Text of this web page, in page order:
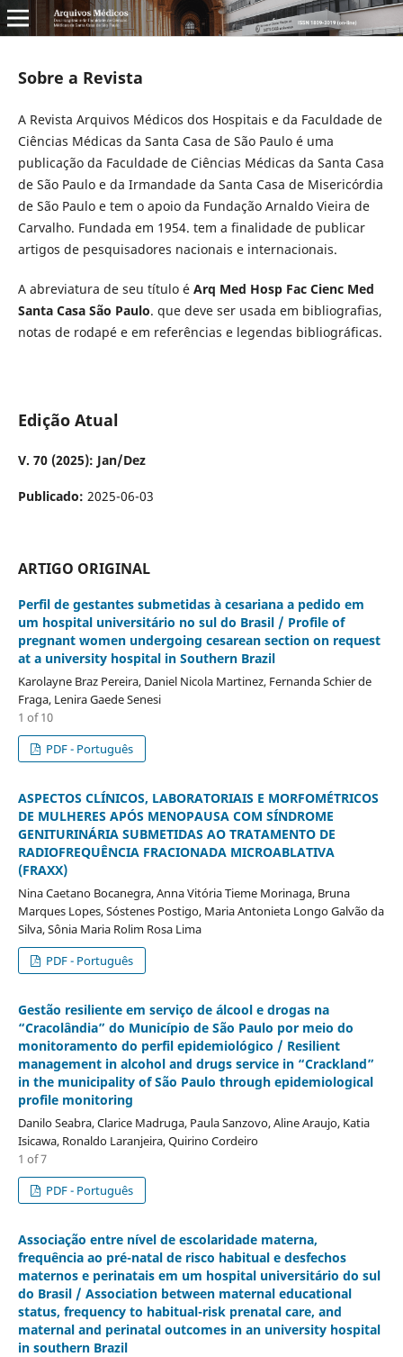
Sobre a Revista
A Revista Arquivos Médicos dos Hospitais e da Faculdade de
Ciências Médicas da Santa Casa de São Paulo é uma
publicação da Faculdade de Ciências Médicas da Santa Casa
de São Paulo e da Irmandade da Santa Casa de Misericórdia
de São Paulo e tem o apoio da Fundação Arnaldo Vieira de
Carvalho. Fundada em 1954. tem a finalidade de publicar
artigos de pesquisadores nacionais e internacionais.
A abreviatura de seu tí­tulo é Arq Med Hosp Fac Cienc Med
Santa Casa São Paulo. que deve ser usada em bibliografias,
notas de rodapé e em referências e legendas bibliográficas.
Edição Atual
V. 70 (2025): Jan/Dez
Publicado: 2025-06-03
ARTIGO ORIGINAL
Perfil de gestantes submetidas à cesariana a pedido em
um hospital universitário no sul do Brasil / Profile of
pregnant women undergoing cesarean section on request
at a university hospital in Southern Brazil
Karolayne Braz Pereira, Daniel Nicola Martinez, Fernanda Schier de
Fraga, Lenira Gaede Senesi
1 of 10
PDF - Português
ASPECTOS CLÍNICOS, LABORATORIAIS E MORFOMÉTRICOS
DE MULHERES APÓS MENOPAUSA COM SÍNDROME
GENITURINÁRIA SUBMETIDAS AO TRATAMENTO DE
RADIOFREQUÊNCIA FRACIONADA MICROABLATIVA
(FRAXX)
Nina Caetano Bocanegra, Anna Vitória Tieme Morinaga, Bruna
Marques Lopes, Sóstenes Postigo, Maria Antonieta Longo Galvão da
Silva, Sônia Maria Rolim Rosa Lima
PDF - Português
Gestão resiliente em serviço de álcool e drogas na
“Cracolândia” do Município de São Paulo por meio do
monitoramento do perfil epidemiológico / Resilient
management in alcohol and drugs service in “Crackland”
in the municipality of São Paulo through epidemiological
profile monitoring
Danilo Seabra, Clarice Madruga, Paula Sanzovo, Aline Araujo, Katia
Isicawa, Ronaldo Laranjeira, Quirino Cordeiro
1 of 7
PDF - Português
Associação entre nível de escolaridade materna,
frequência ao pré-natal de risco habitual e desfechos
maternos e perinatais em um hospital universitário do sul
do Brasil / Association between maternal educational
status, frequency to habitual-risk prenatal care, and
maternal and perinatal outcomes in an university hospital
in southern Brazil